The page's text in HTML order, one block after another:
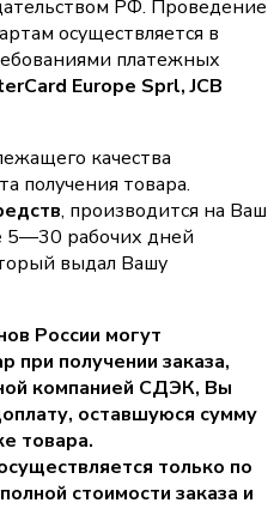
РФ. Проведение
осуществляется в
платежных
Europe Sprl, JCB
качества
получения товара.
, производится на Ваш
5—30 рабочих дней
выдал Вашу
России могут
при получении заказа,
компанией СДЭК, Вы
, оставшуюся сумму
товара.
только по
стоимости заказа и